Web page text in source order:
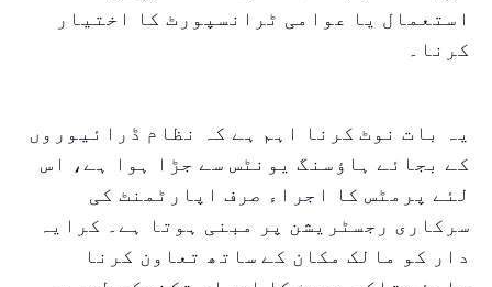
استعمال یا عوامی ٹرانسپورٹ کا اختیار
کرنا۔
یہ بات نوٹ کرنا اہم ہے کہ نظام ڈرائیوروں
کے بجائے ہاؤسنگ یونٹس سے جڑا ہوا ہے، اس
لئے پرمٹس کا اجراء صرف اپارٹمنٹ کی
سرکاری رجسٹریشن پر مبنی ہوتا ہے۔ کرایہ
دار کو مالک مکان کے ساتھ تعاون کرنا